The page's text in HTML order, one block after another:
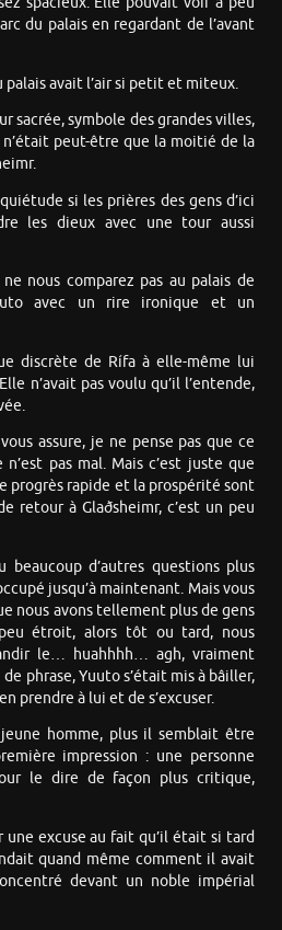
du palais en regardant de l’avant
avait l’air si petit et miteux.
sacrée, symbole des grandes villes,
peut-être que la moitié de la
si les prières des gens d’ici
les dieux avec une tour aussi
nous comparez pas au palais de
avec un rire ironique et un
discrète de Rífa à elle-même lui
n’avait pas voulu qu’il l’entende,
assure, je ne pense pas que ce
pas mal. Mais c’est juste que
progrès rapide et la prospérité sont
retour à Glaðsheimr, c’est un peu
d’autres questions plus
jusqu’à maintenant. Mais vous
nous avons tellement plus de gens
peu étroit, alors tôt ou tard, nous
le… huahhhh… agh, vraiment
phrase, Yuuto s’était mis à bâiller,
prendre à lui et de s’excuser.
homme, plus il semblait être
impression : une personne
le dire de façon plus critique,
excuse au fait qu’il était si tard
quand même comment il avait
devant un noble impérial